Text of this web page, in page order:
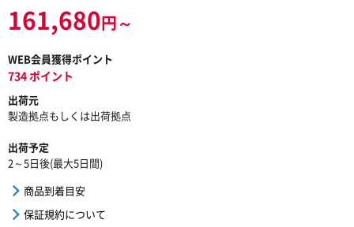
161,680円～
WEB会員獲得ポイント
734 ポイント
出荷元
製造拠点もしくは出荷拠点
出荷予定
2～5日後(最大5日間)
商品到着目安
保証規約について